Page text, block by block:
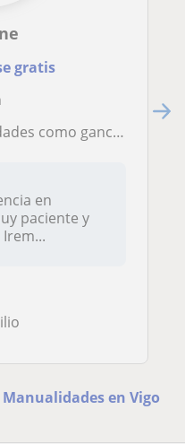
gratis
epoxi, porcelana fría, entre otras
en
paciente y
en Vigo